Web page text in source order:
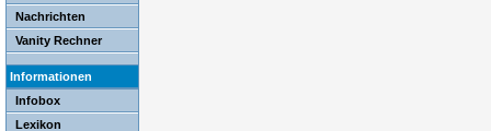
Nachrichten
Vanity Rechner
Informationen
Infobox
Lexikon